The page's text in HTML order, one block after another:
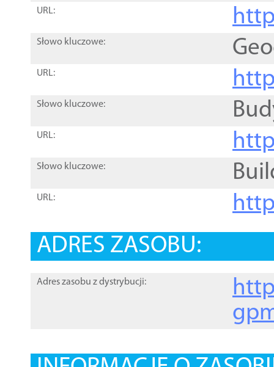
URL:
Słowo kluczowe:
URL:
Słowo kluczowe:
URL:
Słowo kluczowe:
URL:
ADRES ZASOBU:
Adres zasobu z dystrybucji: